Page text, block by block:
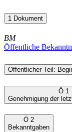
1 Dokument
BM
Öffentliche
Öffentlicher Teil:
Ö 1
Genehmigung der
Ö 2
Bekanntgaben